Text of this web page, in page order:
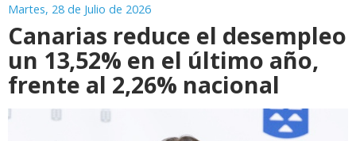
Martes, 28 de Julio de 2026
Canarias reduce el desempleo
un 13,52% en el último año,
frente al 2,26% nacional